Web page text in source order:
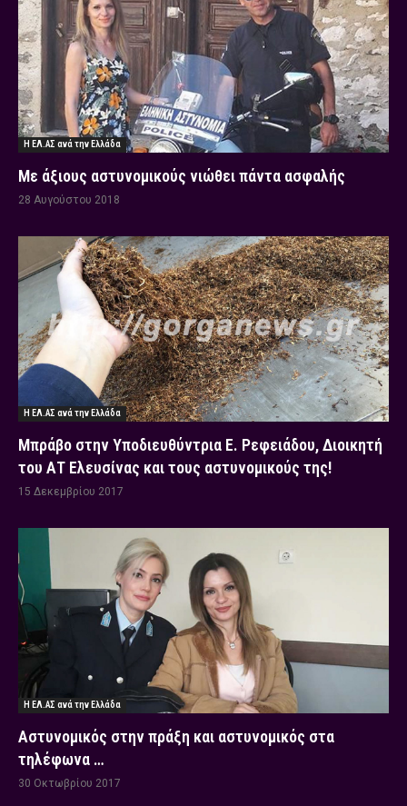
Η ΕΛ.ΑΣ ανά την Ελλάδα
Με άξιους αστυνομικούς νιώθει πάντα ασφαλής
28 Αυγούστου 2018
Η ΕΛ.ΑΣ ανά την Ελλάδα
Μπράβο στην Υποδιευθύντρια Ε. Ρεφειάδου, Διοικητή
του ΑΤ Ελευσίνας και τους αστυνομικούς της!
15 Δεκεμβρίου 2017
Η ΕΛ.ΑΣ ανά την Ελλάδα
Αστυνομικός στην πράξη και αστυνομικός στα
τηλέφωνα …
30 Οκτωβρίου 2017